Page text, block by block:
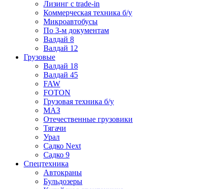
Лизинг с trade-in
Коммерческая техника б/у
Микроавтобусы
По 3-м документам
Валдай 8
Валдай 12
Грузовые
Валдай 18
Валдай 45
FAW
FOTON
Грузовая техника б/у
МАЗ
Отечественные грузовики
Тягачи
Урал
Садко Next
Садко 9
Спецтехника
Автокраны
Бульдозеры